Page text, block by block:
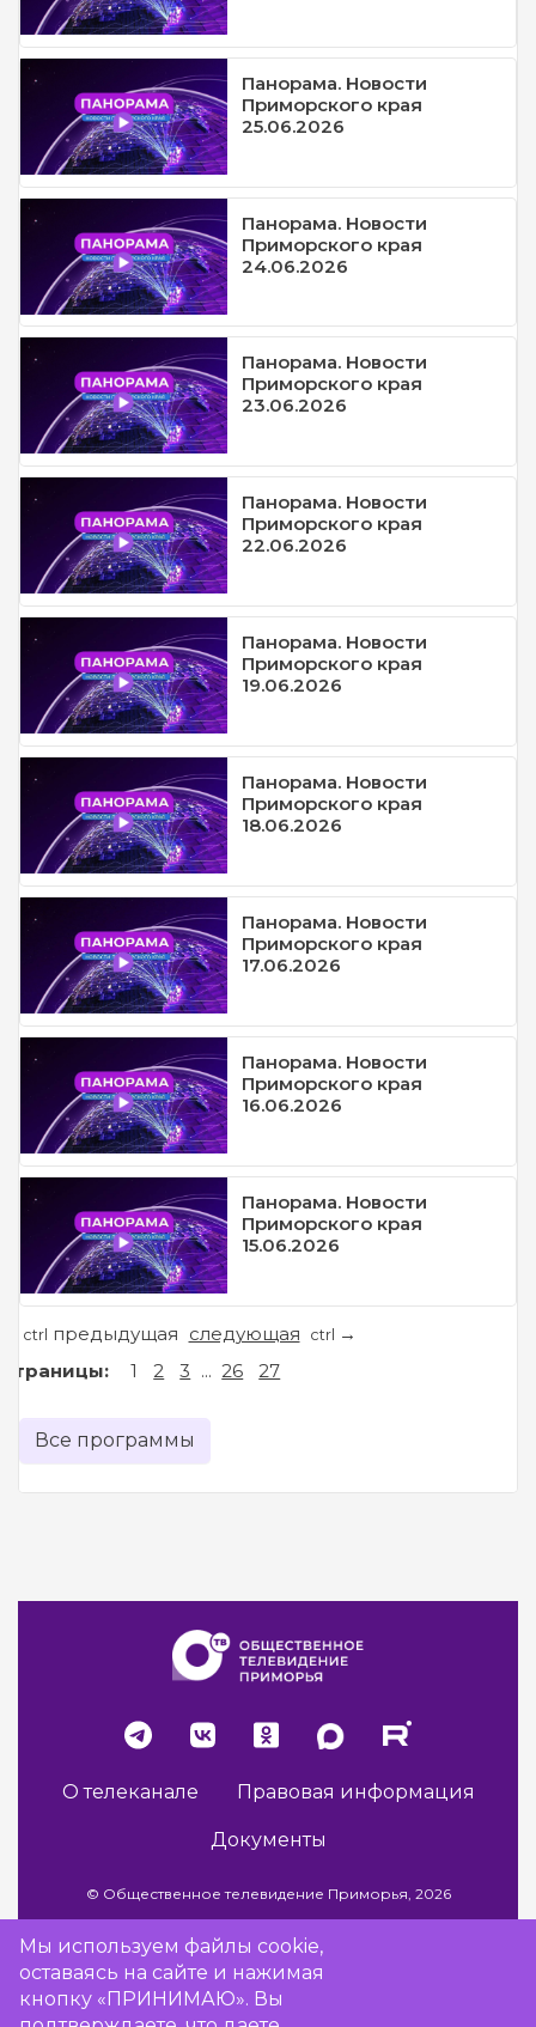
Панорама. Новости
Приморского края
25.06.2026
Панорама. Новости
Приморского края
24.06.2026
Панорама. Новости
Приморского края
23.06.2026
Панорама. Новости
Приморского края
22.06.2026
Панорама. Новости
Приморского края
19.06.2026
Панорама. Новости
Приморского края
18.06.2026
Панорама. Новости
Приморского края
17.06.2026
Панорама. Новости
Приморского края
16.06.2026
Панорама. Новости
Приморского края
15.06.2026
ctrl предыдущая следующая ctrl →
Страницы: 1 2 3 ... 26 27
Все программы
О телеканале Правовая информация
Документы
© Общественное телевидение Приморья, 2026
Разработка сайта -Vladweb
Мы используем файлы cookie,
оставаясь на сайте и нажимая
кнопку «ПРИНИМАЮ». Вы